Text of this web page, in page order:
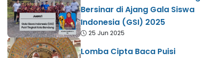
Bersinar di Ajang Gala Siswa
Indonesia (GSI) 2025
25 Jun 2025
Lomba Cipta Baca Puisi